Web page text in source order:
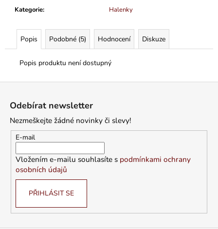
Kategorie: Halenky
Popis Podobné (5) Hodnocení Diskuze
Popis produktu není dostupný
Odebírat newsletter
Nezmeškejte žádné novinky či slevy!
E-mail
Vložením e-mailu souhlasíte s podmínkami ochrany
osobních údajů
PŘIHLÁSIT SE